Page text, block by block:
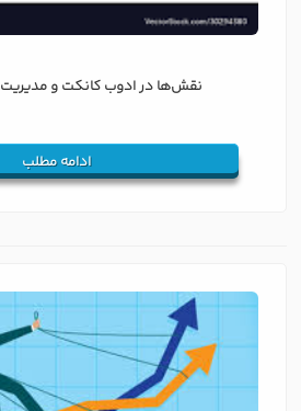
نقش‌ها در ادوب کانکت و
ادامه مطلب